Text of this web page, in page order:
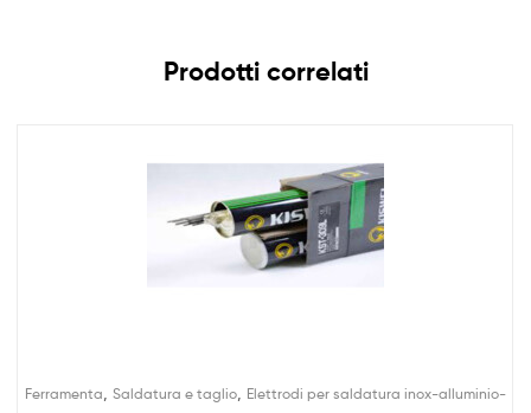
Prodotti correlati
Ferramenta Saldatura e taglio, Elettrodi per saldatura inox-alluminio-